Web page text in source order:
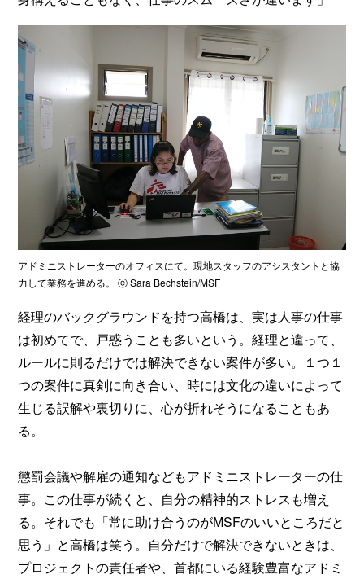
アドミニストレーターのオフィスにて。現地スタッフのアシスタントと協
力して業務を進める。 ⓒ Sara Bechstein/MSF
経理のバックグラウンドを持つ高橋は、実は人事の仕事
は初めてで、戸惑うことも多いという。経理と違って、
ルールに則るだけでは解決できない案件が多い。１つ１
つの案件に真剣に向き合い、時には文化の違いによって
生じる誤解や裏切りに、心が折れそうになることもあ
る。
懲罰会議や解雇の通知などもアドミニストレーターの仕
事。この仕事が続くと、自分の精神的ストレスも増え
る。それでも「常に助け合うのがMSFのいいところだと
思う」と高橋は笑う。自分だけで解決できないときは、
プロジェクトの責任者や、首都にいる経験豊富なアドミ